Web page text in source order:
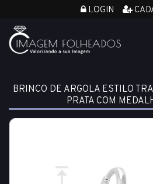
LOGIN
BRINCO DE ARGOLA ESTILO
PRATA COM